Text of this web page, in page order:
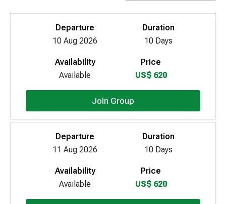
Departure
10 Aug 2026
Duration
10 Days
Availability
Available
Price
US$ 620
Join Group
Departure
11 Aug 2026
Duration
10 Days
Availability
Available
Price
US$ 620